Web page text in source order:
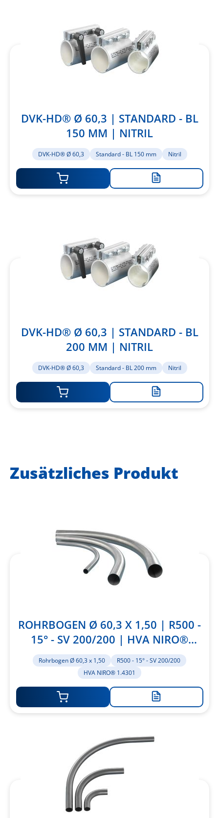
DVK-HD® Ø 60,3 | STANDARD - BL
150 MM | NITRIL
DVK-HD® Ø 60,3 Standard - BL 150 mm Nitril
Zur
DVK-HD® Ø 60,3 | STANDARD - BL
200 MM | NITRIL
DVK-HD® Ø 60,3 Standard - BL 200 mm Nitril
Zur
Zusätzliches Produkt
ROHRBOGEN Ø 60,3 X 1,50 | R500 -
15° - SV 200/200 | HVA NIRO®
1.4301
Rohrbogen Ø 60,3 x 1,50
R500 - 15° - SV 200/200
HVA NIRO® 1.4301
Zur